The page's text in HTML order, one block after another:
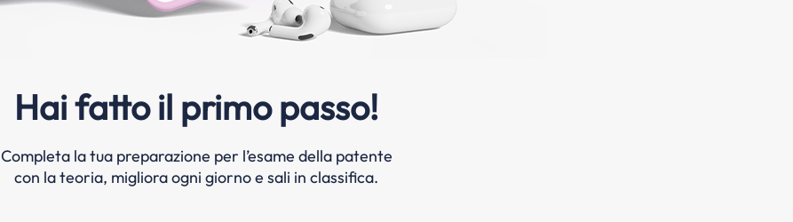
Hai fatto il primo passo!
Completa la tua preparazione per l’esame della patente
con la teoria, migliora ogni giorno e sali in classifica.